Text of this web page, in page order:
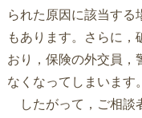
られた原因に該当する
もあります。さらに，
おり，保険の外交員，
なくなってしまいます。
したがって，ご相談